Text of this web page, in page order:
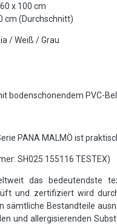
x 100 cm
cm (Durchschnitt)
/ Weiß / Grau
bodenschonendem PVC-
PANA MALMÖ ist
SH025 155116 TESTEX)
das bedeutendste
und zertifiziert wird
sämtliche Bestandteile
und allergisierenden